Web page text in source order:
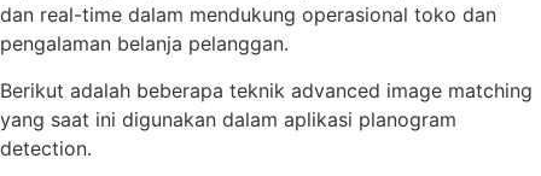
dan real-time dalam mendukung operasional toko dan
pengalaman belanja pelanggan.
Berikut adalah beberapa teknik advanced image matching
yang saat ini digunakan dalam aplikasi planogram
detection.